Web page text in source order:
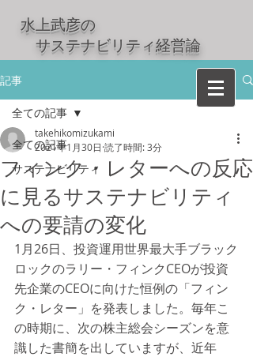
水上武彦の
​ サステナビリティ経営論
記事
全ての記事
サステナビリティ
全ての記事
フィンク・レターへの反応
に見るサステナビリティ
への要請の変化
takehikomizukami
2021年1月30日 読了時間: 3分
1月26日、投資運用世界最大手ブラック
ロックのラリー・フィンクCEOが投資
先企業のCEOに向けた恒例の「フィン
ク・レター」を発表しました。毎年こ
の時期に、次の株主総会シーズンを意
識した書簡を出していますが、近年